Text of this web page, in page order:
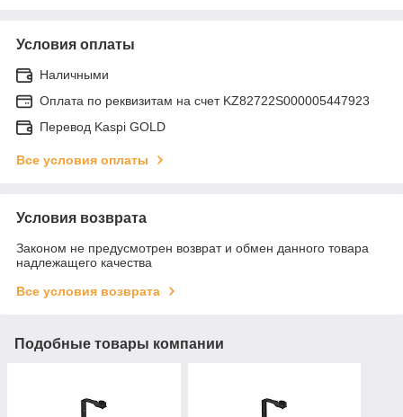
Условия оплаты
Наличными
Оплата по реквизитам на счет KZ82722S000005447923
Перевод Kaspi GOLD
Все условия оплаты
Условия возврата
Законом не предусмотрен возврат и обмен данного товара
надлежащего качества
Все условия возврата
Подобные товары компании